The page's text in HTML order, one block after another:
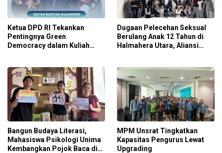
Ketua DPD RI Tekankan
Pentingnya Green
Democracy dalam Kuliah
Dugaan Pelecehan Seksual
Berulang Anak 12 Tahun di
Halmahera Utara, Aliansi
Tegas
Bangun Budaya Literasi,
Mahasiswa Psikologi Unima
Kembangkan Pojok Baca di
MPM Unsrat Tingkatkan
Kapasitas Pengurus Lewat
Upgrading